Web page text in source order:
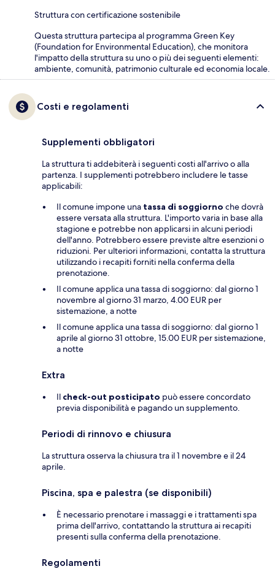
Struttura con certificazione sostenibile
Questa struttura partecipa al programma Green Key
(Foundation for Environmental Education), che monitora
l'impatto della struttura su uno o più dei seguenti elementi:
ambiente, comunità, patrimonio culturale ed economia locale.
Costi e regolamenti
Supplementi obbligatori
La struttura ti addebiterà i seguenti costi all'arrivo o alla
partenza. I supplementi potrebbero includere le tasse
applicabili:
Il comune impone una tassa di soggiorno che dovrà
essere versata alla struttura. L'importo varia in base alla
stagione e potrebbe non applicarsi in alcuni periodi
dell'anno. Potrebbero essere previste altre esenzioni o
riduzioni. Per ulteriori informazioni, contatta la struttura
utilizzando i recapiti forniti nella conferma della
prenotazione.
Il comune applica una tassa di soggiorno: dal giorno 1
novembre al giorno 31 marzo, 4.00 EUR per
sistemazione, a notte
Il comune applica una tassa di soggiorno: dal giorno 1
aprile al giorno 31 ottobre, 15.00 EUR per sistemazione,
a notte
Extra
Il check-out posticipato può essere concordato
previa disponibilità e pagando un supplemento.
Periodi di rinnovo e chiusura
La struttura osserva la chiusura tra il 1 novembre e il 24
aprile.
Piscina, spa e palestra (se disponibili)
È necessario prenotare i massaggi e i trattamenti spa
prima dell'arrivo, contattando la struttura ai recapiti
presenti sulla conferma della prenotazione.
Regolamenti